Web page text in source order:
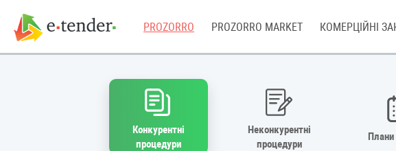
PROZORRO PROZORRO MARKET КОМЕРЦІЙНІ
Конкурентні
процедури
Неконкурентні
процедури